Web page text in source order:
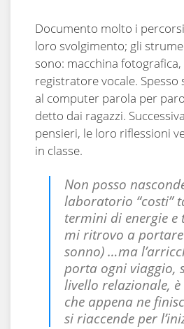
Documento molto i
loro svolgimento; gli
sono: macchina
registratore vocale. Spesso
al computer parola per
detto dai ragazzi.
pensieri, le loro riflessioni
in classe.
Non posso
laboratorio “costi”
termini di energie e
mi ritrovo a
sonno) …ma
porta ogni viaggio,
livello relazionale,
che appena ne
si riaccende per